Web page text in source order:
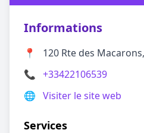
Informations
📍
120 Rte des
📞 +33422106539
🌐 Visiter le site web
Services